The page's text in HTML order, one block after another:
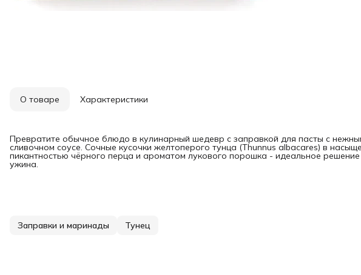
О товаре Характеристики
Превратите обычное блюдо в кулинарный шедевр с заправкой для пасты с
сливочном соусе. Сочные кусочки желтоперого тунца (Thunnus albacares) в
пикантностью чёрного перца и ароматом лукового порошка - идеальное
ужина.
Заправки и маринады Тунец